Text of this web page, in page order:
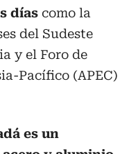
días como la
del Sudeste
y el Foro de
Pacífico (APEC)
es un